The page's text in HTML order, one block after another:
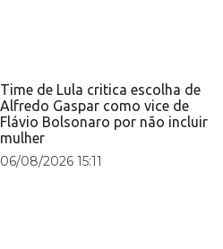
Time de Lula critica escolha de
Alfredo Gaspar como vice de
Flávio Bolsonaro por não incluir
mulher
06/08/2026 15:11